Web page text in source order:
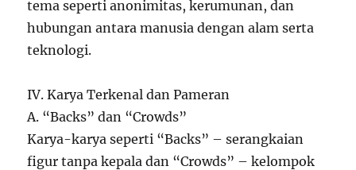
tema seperti anonimitas, kerumunan, dan
hubungan antara manusia dengan alam serta
teknologi.
IV. Karya Terkenal dan Pameran
A. “Backs” dan “Crowds”
Karya-karya seperti “Backs” – serangkaian
figur tanpa kepala dan “Crowds” – kelompok